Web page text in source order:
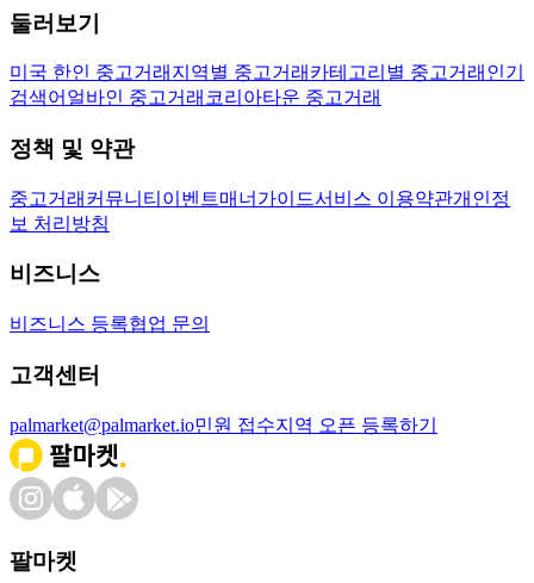
둘러보기
미국 한인 중고거래 지역별 중고거래 카테고리별 중고거래 인기
검색어 얼바인 중고거래 코리아타운 중고거래
정책 및 약관
중고거래 커뮤니티 이벤트매너가이드서비스 이용약관개인정
보 처리방침
비즈니스
비즈니스 등록협업 문의
고객센터
palmarket@palmarket.io민원 접수지역 오픈 등록하기
팔마켓